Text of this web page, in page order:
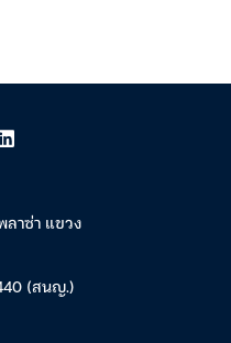
าซ่า แขวง
(สนญ.)